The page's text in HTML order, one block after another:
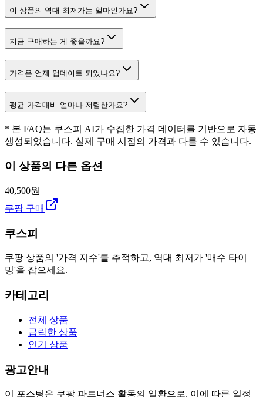
이 상품의 역대 최저가는 얼마인가요?
지금 구매하는 게 좋을까요?
가격은 언제 업데이트 되었나요?
평균 가격대비 얼마나 저렴한가요?
* 본 FAQ는 쿠스피 AI가 수집한 가격 데이터를 기반으로 자동
생성되었습니다. 실제 구매 시점의 가격과 다를 수 있습니다.
이 상품의 다른 옵션
40,500원
쿠팡 구매
쿠스피
쿠팡 상품의 '가격 지수'를 추적하고, 역대 최저가 '매수 타이
밍'을 잡으세요.
카테고리
전체 상품
급락한 상품
인기 상품
광고안내
이 포스팅은 쿠팡 파트너스 활동의 일환으로, 이에 따른 일정